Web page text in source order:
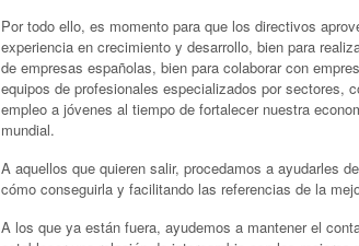
Por todo ello, es momento para que los directivos
experiencia en crecimiento y desarrollo, bien para
de empresas españolas, bien para colaborar con
equipos de profesionales especializados por sectores,
empleo a jóvenes al tiempo de fortalecer nuestra
mundial.
A aquellos que quieren salir, procedamos a ayudarles
cómo conseguirla y facilitando las referencias de la
A los que ya están fuera, ayudemos a mantener el